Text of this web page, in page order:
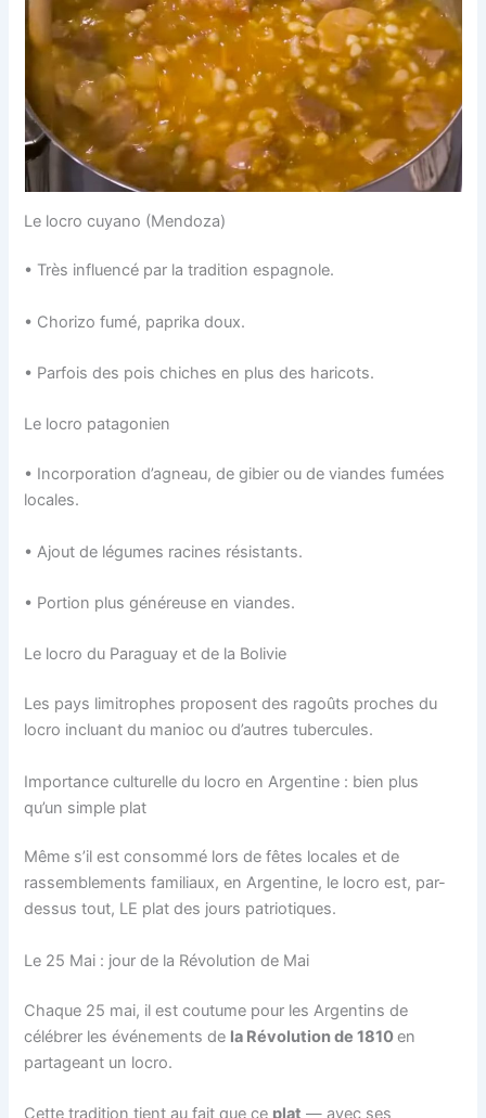
Le locro cuyano (Mendoza)
• Très influencé par la tradition espagnole.
• Chorizo fumé, paprika doux.
• Parfois des pois chiches en plus des haricots.
Le locro patagonien
• Incorporation d’agneau, de gibier ou de viandes fumées
locales.
• Ajout de légumes racines résistants.
• Portion plus généreuse en viandes.
Le locro du Paraguay et de la Bolivie
Les pays limitrophes proposent des ragoûts proches du
locro incluant du manioc ou d’autres tubercules.
Importance culturelle du locro en Argentine : bien plus
qu’un simple plat
Même s’il est consommé lors de fêtes locales et de
rassemblements familiaux, en Argentine, le locro est, par-
dessus tout, LE plat des jours patriotiques.
Le 25 Mai : jour de la Révolution de Mai
Chaque 25 mai, il est coutume pour les Argentins de
célébrer les événements de la Révolution de 1810en
partageant un locro.
Cette tradition tient au fait que ce plat — avec ses